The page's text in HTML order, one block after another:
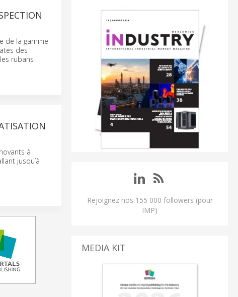
de la gamme
des
rubans
à
jusqu’à
Rejoignez nos 155 000 followers (pour
IMP)
MEDIA KIT